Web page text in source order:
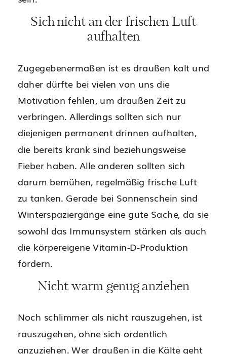
Sich nicht an der frischen Luft
aufhalten
Zugegebenermaßen ist es draußen kalt und
daher dürfte bei vielen von uns die
Motivation fehlen, um draußen Zeit zu
verbringen. Allerdings sollten sich nur
diejenigen permanent drinnen aufhalten,
die bereits krank sind beziehungsweise
Fieber haben. Alle anderen sollten sich
darum bemühen, regelmäßig frische Luft
zu tanken. Gerade bei Sonnenschein sind
Winterspaziergänge eine gute Sache, da sie
sowohl das Immunsystem stärken als auch
die körpereigene Vitamin-D-Produktion
fördern.
Nicht warm genug anziehen
Noch schlimmer als nicht rauszugehen, ist
rauszugehen, ohne sich ordentlich
anzuziehen. Wer draußen in die Kälte geht